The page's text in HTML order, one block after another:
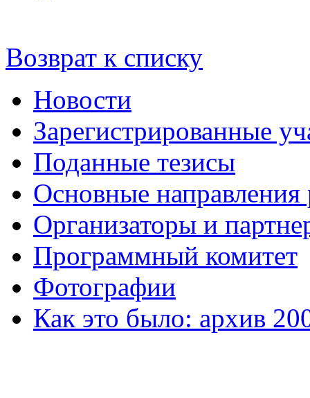
Возврат к списку
Новости
Зарегистрированные
Поданные тезисы
Основные направления
Организаторы и
Программный комитет
Фотографии
Как это было: архив